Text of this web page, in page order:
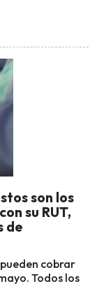
son los
su RUT,
de
cobrar
Todos los